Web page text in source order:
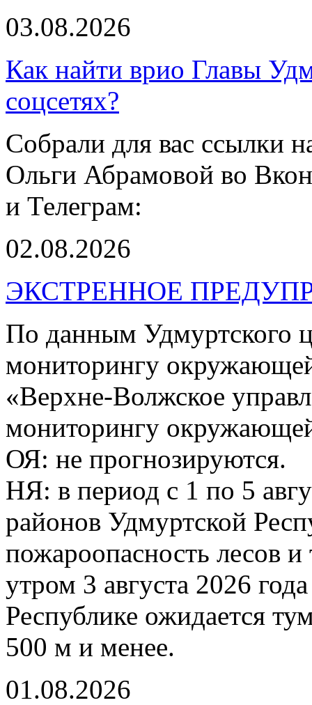
03.08.2026
Как найти врио Главы
соцсетях?
Собрали для вас ссылки
Ольги Абрамовой во
и Телеграм:
02.08.2026
ЭКСТРЕННОЕ
По данным Удмуртского
мониторингу
«Верхне-Волжское
мониторингу
ОЯ: не прогнозируются.
НЯ: в период с 1 по 5
районов Удмуртской
пожароопасность лесов
утром 3 августа 2026
Республике ожидается
500 м и менее.
01.08.2026